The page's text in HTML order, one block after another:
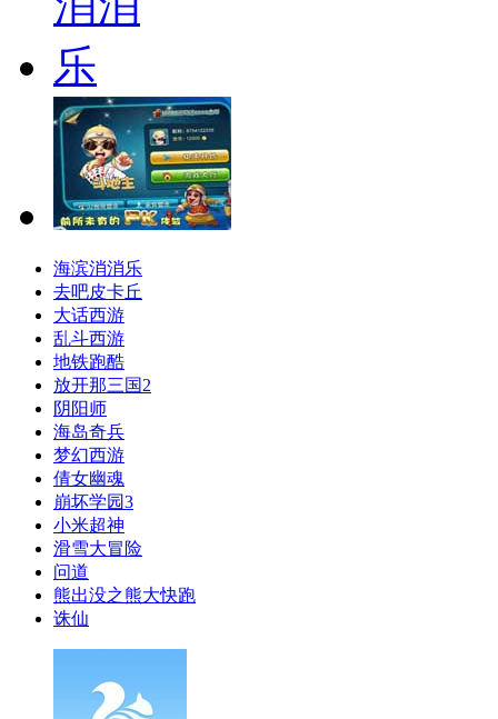
海滨消消乐
去吧皮卡丘
大话西游
乱斗西游
地铁跑酷
放开那三国2
阴阳师
海岛奇兵
梦幻西游
倩女幽魂
崩坏学园3
小米超神
滑雪大冒险
问道
熊出没之熊大快跑
诛仙